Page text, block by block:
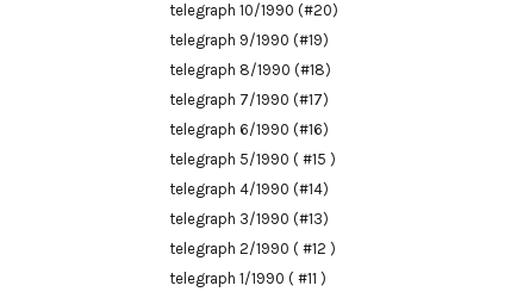
telegraph 10/1990 (#20)
telegraph 9/1990 (#19)
telegraph 8/1990 (#18)
telegraph 7/1990 (#17)
telegraph 6/1990 (#16)
telegraph 5/1990 ( #15 )
telegraph 4/1990 (#14)
telegraph 3/1990 (#13)
telegraph 2/1990 ( #12 )
telegraph 1/1990 ( #11 )